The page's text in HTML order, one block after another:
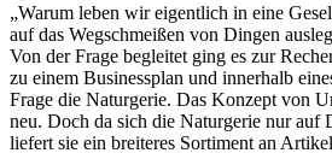
„Warum leben wir eigentlich in eine
auf das Wegschmeißen von Dingen
Von der Frage begleitet ging es zur
zu einem Businessplan und innerhalb
Frage die Naturgerie. Das Konzept von
neu. Doch da sich die Naturgerie nur auf
liefert sie ein breiteres Sortiment an